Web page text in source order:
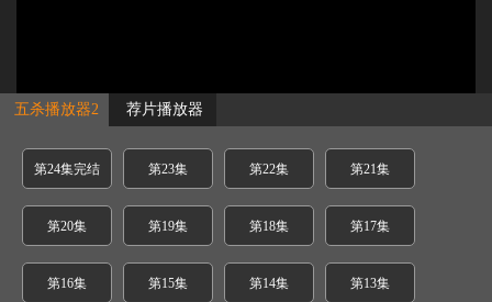
五杀播放器2 荐片播放器
第24集完结 第23集 第22集 第21集
第20集 第19集 第18集 第17集
第16集 第15集 第14集 第13集